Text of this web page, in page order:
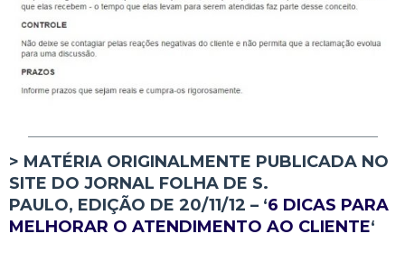
___________________________________________
> MATÉRIA ORIGINALMENTE PUBLICADA NO
SITE DO JORNAL FOLHA DE S.
PAULO, EDIÇÃO DE 20/11/12 – ‘6 DICAS PARA
MELHORAR O ATENDIMENTO AO CLIENTE‘